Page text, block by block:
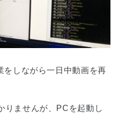
をしながら一日中動画を再
りませんが、PCを起動し